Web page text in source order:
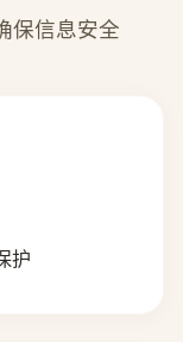
保信息安全
护